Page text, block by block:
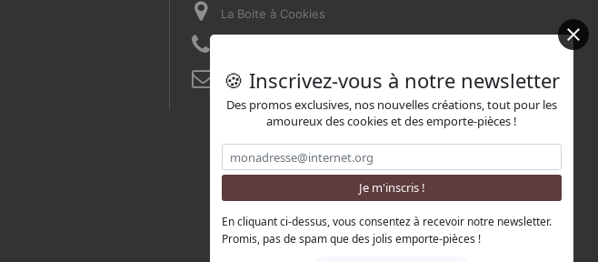
La Boite à Cookies
E-mail :contact@laboiteacookies.com
🍪 Inscrivez-vous à notre newsletter
Des promos exclusives, nos nouvelles créations, tout pour les
amoureux des cookies et des emporte-pièces !
En cliquant ci-dessus, vous consentez à recevoir notre newsletter.
Promis, pas de spam que des jolis emporte-pièces !